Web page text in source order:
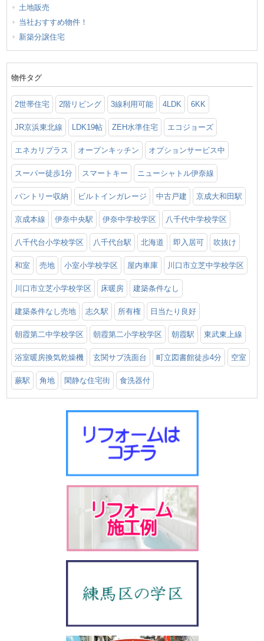
土地販売
当社おすすめ物件！
新築分譲住宅
物件タグ
2世帯住宅 2階リビング 3線利用可能 4LDK 6KK
JR京浜東北線 LDK19帖 ZEH水準住宅 エコジョーズ
エネカリプラス オープンキッチン オプションサービス中
スーパー徒歩1分 スマートキー ニューシャトル伊奈線
パントリー収納 ビルトインガレージ 中古戸建 京成大和田駅
京成本線 伊奈中央駅 伊奈中学校学区 八千代中学校学区
八千代台小学校学区 八千代台駅 北海道 即入居可 吹抜け
和室 売地 小室小学校学区 屋内車庫 川口市立芝中学校学区
川口市立芝小学校学区 床暖房 建築条件なし
建築条件なし売地 志久駅 所有権 日当たり良好
朝霞第二中学校学区 朝霞第二小学校学区 朝霞駅 東武東上線
浴室暖房換気乾燥機 玄関サブ洗面台 町立図書館徒歩4分 空室
蕨駅 角地 閑静な住宅街 食洗器付